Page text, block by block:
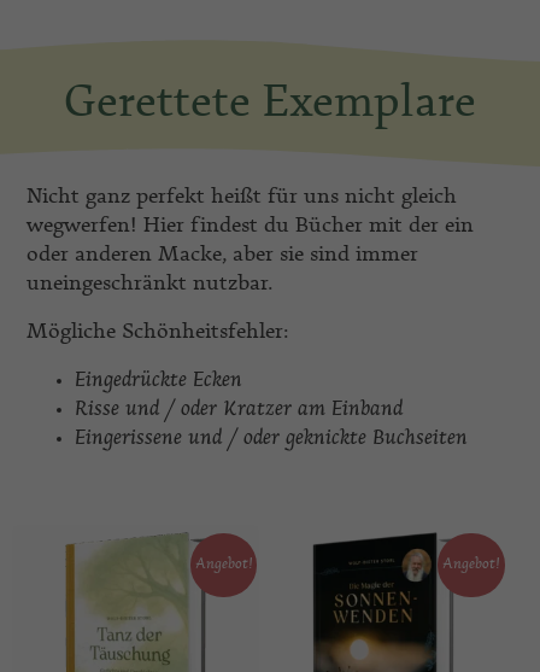
Gerettete Exemplare
Nicht ganz perfekt heißt für uns nicht gleich
wegwerfen! Hier findest du Bücher mit der ein
oder anderen Macke, aber sie sind immer
uneingeschränkt nutzbar.
Mögliche Schönheitsfehler:
Eingedrückte Ecken
Risse und / oder Kratzer am Einband
Eingerissene und / oder geknickte Buchseiten
Angebot! Angebot!